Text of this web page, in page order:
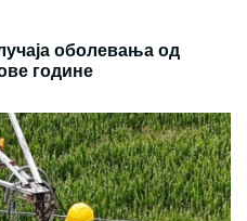
оболевања од
године